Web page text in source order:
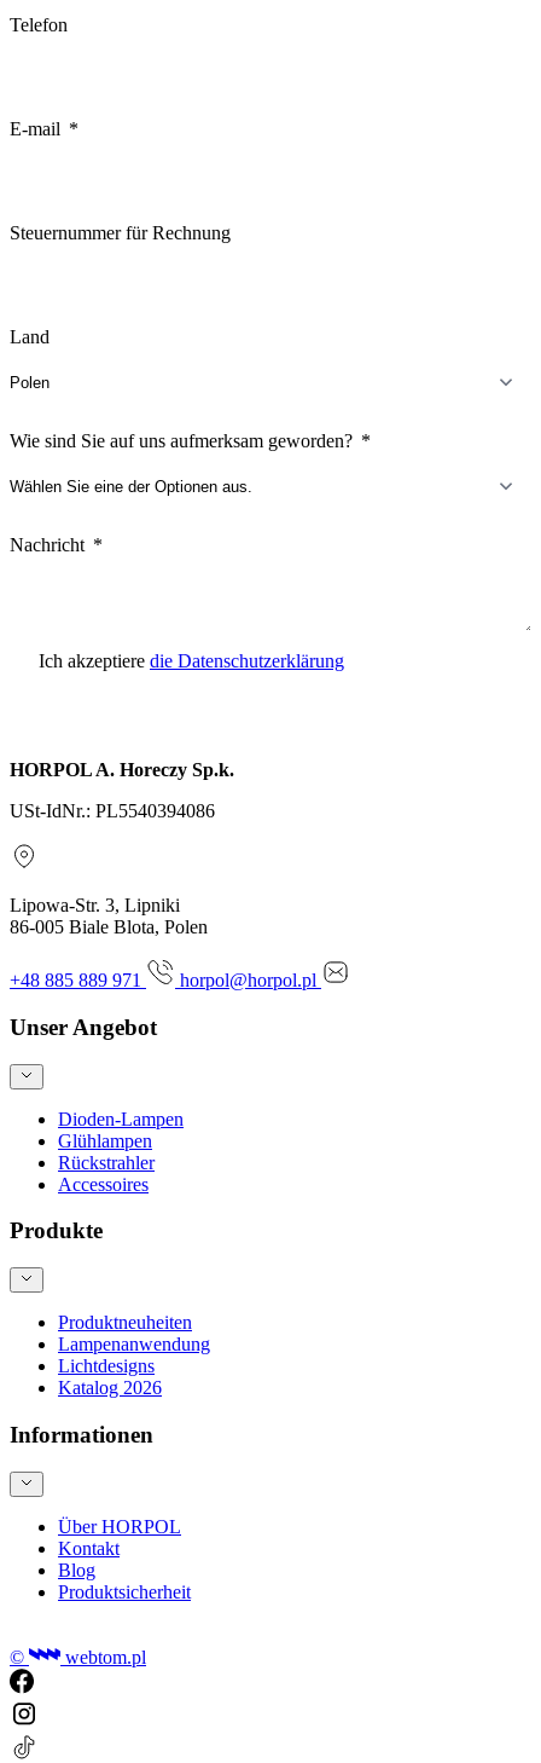
Telefon
E-mail
Steuernummer für Rechnung
Land
Wie sind Sie auf uns aufmerksam geworden?
Nachricht
Ich akzeptiere die Datenschutzerklärung
HORPOL A. Horeczy Sp.k.
USt-IdNr.: PL5540394086
Lipowa-Str. 3, Lipniki
86-005 Biale Blota, Polen
+48 885 889 971 horpol@horpol.pl
Unser Angebot
Dioden-Lampen
Glühlampen
Rückstrahler
Accessoires
Produkte
Produktneuheiten
Lampenanwendung
Lichtdesigns
Katalog 2026
Informationen
Über HORPOL
Kontakt
Blog
Produktsicherheit
© webtom.pl